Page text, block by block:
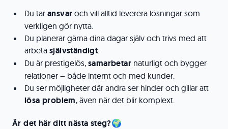
Du tar ansvar och vill alltid leverera lösningar som
verkligen gör nytta.
Du planerar gärna dina dagar själv och trivs med att
arbeta självständigt.
Du är prestigelös, samarbetar naturligt och bygger
relationer – både internt och med kunder.
Du ser möjligheter där andra ser hinder och gillar att
lösa problem, även när det blir komplext.
Är det här ditt nästa steg?🌍